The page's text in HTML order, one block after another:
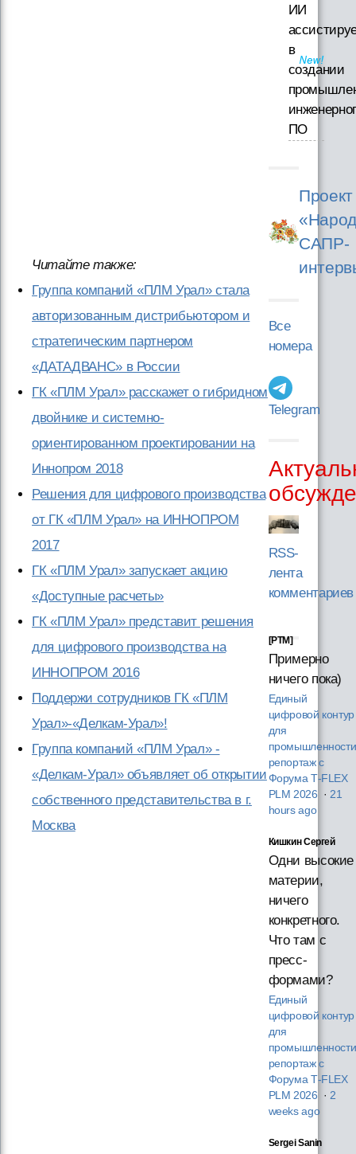
Читайте также:
Группа компаний «ПЛМ Урал» стала
авторизованным дистрибьютором и
стратегическим партнером
«ДАТАДВАНС» в России
ГК «ПЛМ Урал» расскажет о гибридном
двойнике и системно-
ориентированном проектировании на
Иннопром 2018
Решения для цифрового производства
от ГК «ПЛМ Урал» на ИННОПРОМ
2017
ГК «ПЛМ Урал» запускает акцию
«Доступные расчеты»
ГК «ПЛМ Урал» представит решения
для цифрового производства на
ИННОПРОМ 2016
Поддержи сотрудников ГК «ПЛМ
Урал»-«Делкам-Урал»!
Группа компаний «ПЛМ Урал» -
«Делкам-Урал» объявляет об открытии
собственного представительства в г.
Москва
ИИ
в
создании
ПО
Проект
САПР-
Все
номера
Telegram
RSS-
лента
комментариев
[PTM]
Примерно
ничего пока)
Единый
цифровой контур
для
репортаж с
Форума T‑FLEX
PLM 2026 ·21
hours ago
Кишкин Сергей
Одни высокие
материи,
ничего
конкретного.
Что там с
пресс-
формами?
Единый
цифровой контур
для
репортаж с
Форума T‑FLEX
PLM 2026 ·2
weeks ago
Sergei Sanin